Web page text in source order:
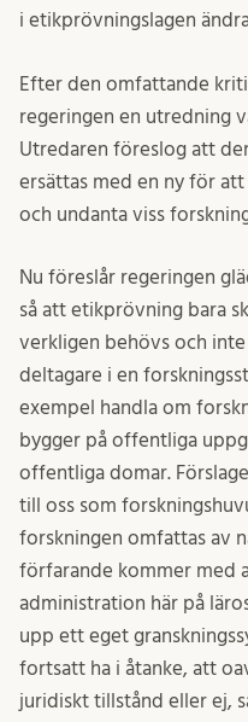
i etikprövningslagen
Efter den omfattande
regeringen en utredning
Utredaren föreslog att
ersättas med en ny för
och undanta viss
Nu föreslår regeringen
så att etikprövning bara
verkligen behövs och
deltagare i en
exempel handla om
bygger på offentliga
offentliga domar.
till oss som
forskningen omfattas av
förfarande kommer med
administration här på
upp ett eget
fortsatt ha i åtanke, att
juridiskt tillstånd eller ej,